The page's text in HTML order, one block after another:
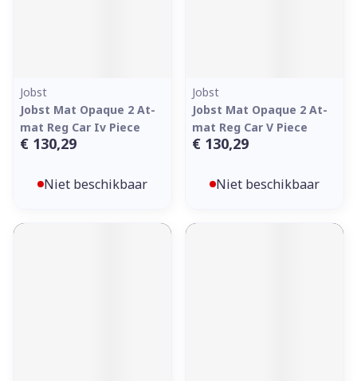
Jobst
Jobst Mat Opaque 2 At-
mat Reg Car Iv Piece
€ 130,29
Niet beschikbaar
Jobst
Jobst Mat Opaque 2 At-
mat Reg Car V Piece
€ 130,29
Niet beschikbaar